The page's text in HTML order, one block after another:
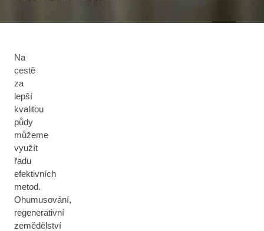
Na
cestě
za
lepší
kvalitou
půdy
můžeme
využít
řadu
efektivních
metod.
Ohumusování,
regenerativní
zemědělství